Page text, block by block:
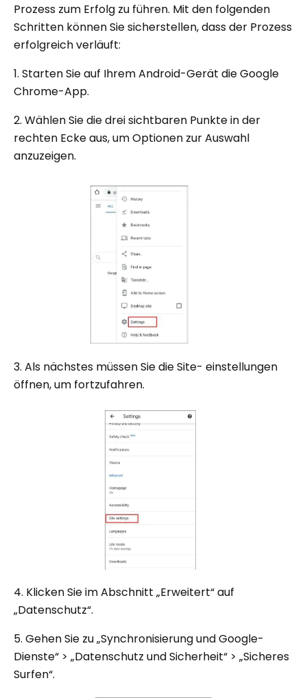
Prozess zum Erfolg zu führen. Mit den folgenden
Schritten können Sie sicherstellen, dass der Prozess
erfolgreich verläuft:
1. Starten Sie auf Ihrem Android-Gerät die Google
Chrome-App.
2. Wählen Sie die drei sichtbaren Punkte in der
rechten Ecke aus, um Optionen zur Auswahl
anzuzeigen.
3. Als nächstes müssen Sie die Site- einstellungen
öffnen, um fortzufahren.
4. Klicken Sie im Abschnitt „Erweitert“ auf
„Datenschutz“.
5. Gehen Sie zu „Synchronisierung und Google-
Dienste“ > „Datenschutz und Sicherheit“ > „Sicheres
Surfen“.